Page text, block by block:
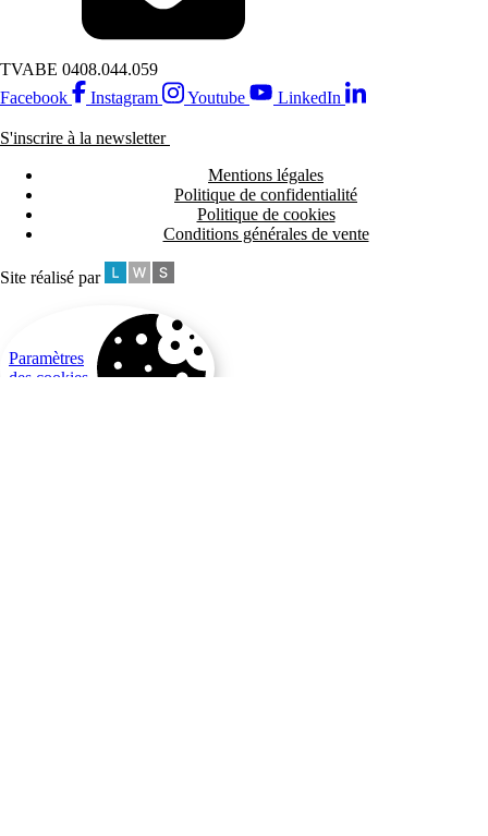
TVABE 0408.044.059
Facebook
Instagram Youtube LinkedIn
S'inscrire à la newsletter
Mentions légales
Politique de confidentialité
Politique de cookies
Conditions générales de vente
Site réalisé par
Paramètres
des cookies